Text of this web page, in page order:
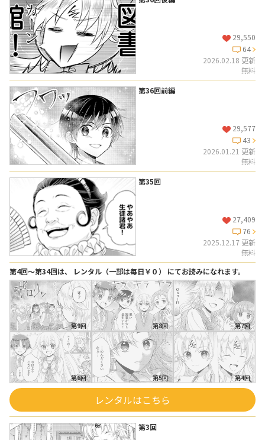
29,550
64
2026.02.18 更新
無料
第36回前編
29,577
43
2026.01.21 更新
無料
第35回
27,409
76
2025.12.17 更新
無料
第4回〜第34回は、 レンタル（一部は毎日￥０） にてお読みになれます。
第9回 第8回 第7回
第6回 第5回 第4回
レンタルはこちら
第3回